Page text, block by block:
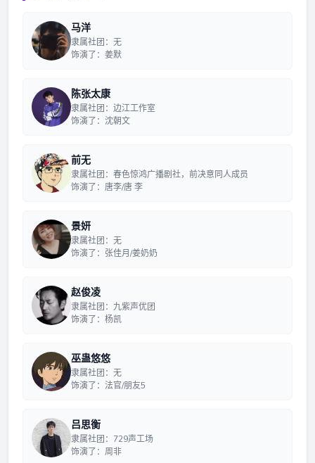
马洋
隶属社团：无
饰演了：姜默
陈张太康
隶属社团：边江工作室
饰演了：沈朝文
前无
隶属社团：春色惊鸿广播剧社，前决意同人成员
饰演了：唐李/唐 李
景妍
隶属社团：无
饰演了：张佳月/姜奶奶
赵俊凌
隶属社团：九紫声优团
饰演了：杨凯
巫蛊悠悠
隶属社团：无
饰演了：法官/朋友5
吕思衡
隶属社团：729声工场
饰演了：周非